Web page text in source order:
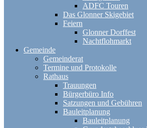
ADFC Touren
Das Glonner Skigebiet
Feiern
Glonner Dorffest
Nachtflohmarkt
Gemeinde
Gemeinderat
Termine und Protokolle
Rathaus
Trauungen
Bürgerbüro Info
Satzungen und Gebühren
Bauleitplanung
Bauleitplanung